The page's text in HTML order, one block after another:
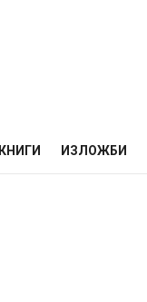
КНИГИ ИЗЛОЖБИ